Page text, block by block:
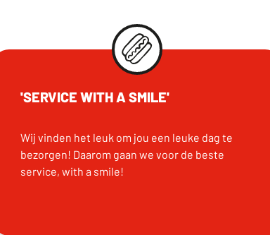
'SERVICE WITH A SMILE'
Wij vinden het leuk om jou een leuke dag te
bezorgen! Daarom gaan we voor de beste
service, with a smile!